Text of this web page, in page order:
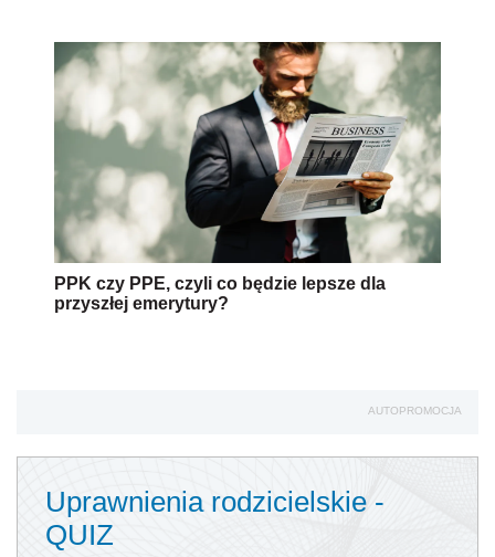
PPK czy PPE, czyli co będzie lepsze dla
przyszłej emerytury?
AUTOPROMOCJA
Uprawnienia rodzicielskie -
QUIZ